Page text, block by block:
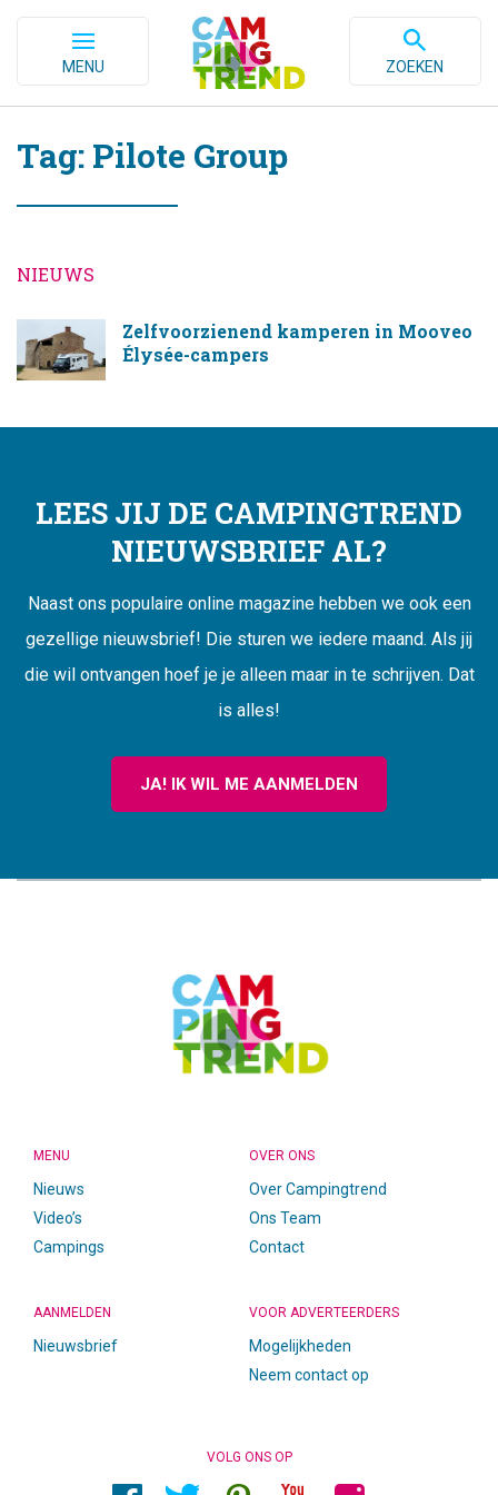
MENU ZOEKEN
Tag: Pilote Group
NIEUWS
Zelfvoorzienend kamperen in Mooveo
Élysée-campers
LEES JIJ DE CAMPINGTREND
NIEUWSBRIEF AL?
Naast ons populaire online magazine hebben we ook een
gezellige nieuwsbrief! Die sturen we iedere maand. Als jij
die wil ontvangen hoef je je alleen maar in te schrijven. Dat
is alles!
JA! IK WIL ME AANMELDEN
MENU
Nieuws
Video’s
Campings
OVER ONS
Over Campingtrend
Ons Team
Contact
AANMELDEN
Nieuwsbrief
VOOR ADVERTEERDERS
Mogelijkheden
Neem contact op
VOLG ONS OP